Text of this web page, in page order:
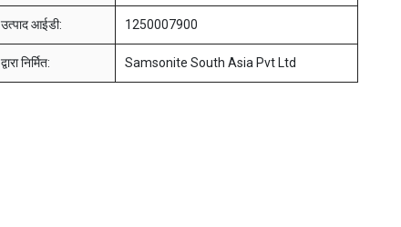
उत्पाद आईडी: 1250007900
द्वारा निर्मित: Samsonite South Asia Pvt Ltd